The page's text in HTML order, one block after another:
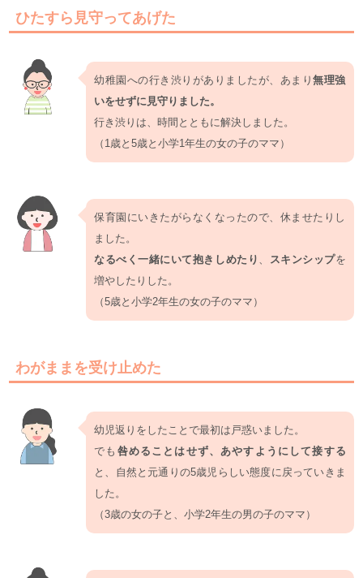
ひたすら見守ってあげた
幼稚園への行き渋りがありましたが、あまり無理強
いをせずに見守りました。
行き渋りは、時間とともに解決しました。
（1歳と5歳と小学1年生の女の子のママ）
保育園にいきたがらなくなったので、休ませたりし
ました。
なるべく一緒にいて抱きしめたり
スキンシップを
増やしたりした。
（5歳と小学2年生の女の子のママ）
わがままを受け止めた
幼児返りをしたことで最初は戸惑いました。
でも 咎めることはせず、あやすようにして接する
と、自然と元通りの5歳児らしい態度に戻っていきま
した。
（3歳の女の子と、小学2年生の男の子のママ）